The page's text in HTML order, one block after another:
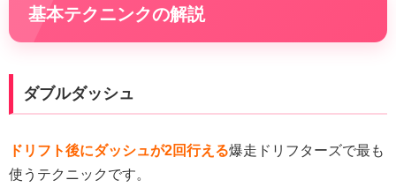
基本テクニンクの解説
ダブルダッシュ
ドリフト後にダッシュが2回行える爆走ドリフターズで最も
使うテクニックです。